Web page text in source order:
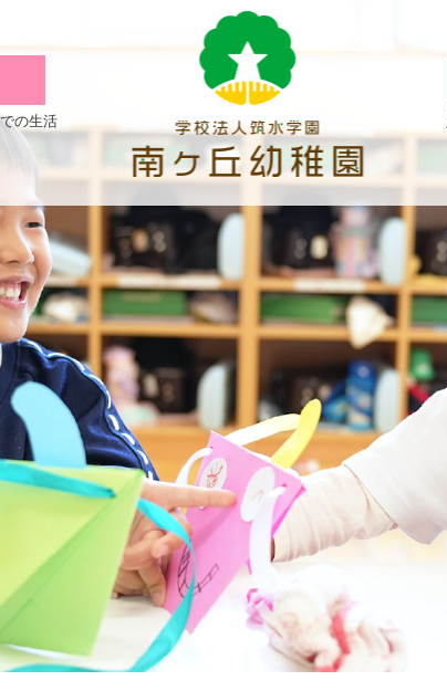
キ
ッ
ザ
ニ
ア
|
学
校
法
人
筑
学
園
の生活